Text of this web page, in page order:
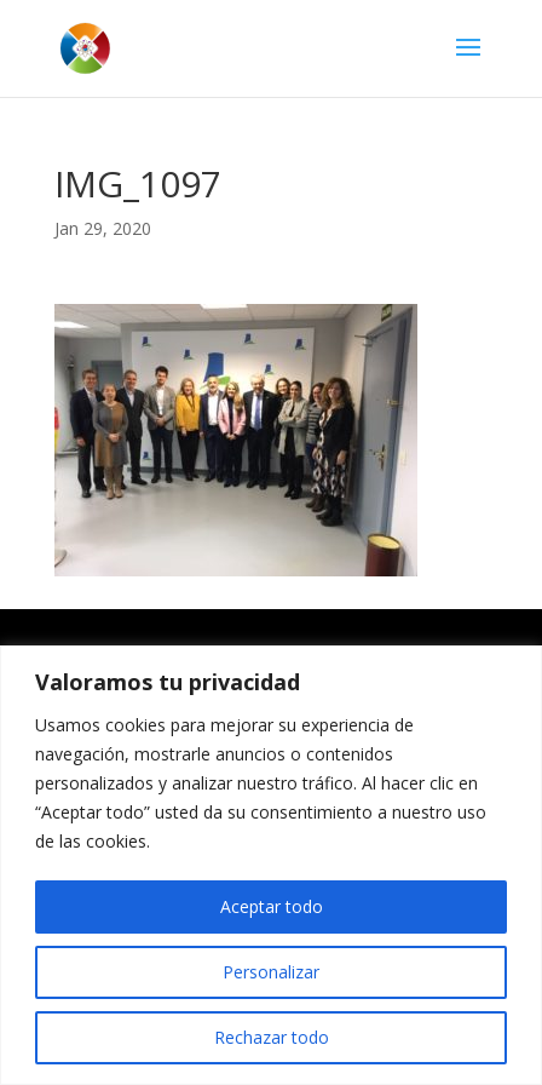
Valoramos tu privacidad
Usamos cookies para mejorar su experiencia de
navegación, mostrarle anuncios o contenidos
personalizados y analizar nuestro tráfico. Al hacer clic en
“Aceptar todo” usted da su consentimiento a nuestro uso
de las cookies.
Personalizar
Rechazar todo
Aceptar todo
IMG_1097
Jan 29, 2020